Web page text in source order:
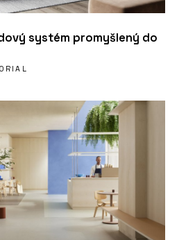
systém promyšlený do